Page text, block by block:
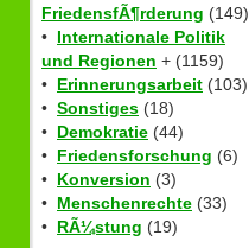
FriedensfÃ¶rderung (149)
• Internationale Politik
und Regionen + (1159)
• Erinnerungsarbeit (103)
• Sonstiges (18)
• Demokratie (44)
• Friedensforschung (6)
• Konversion (3)
• Menschenrechte (33)
• RÃ¼stung (19)